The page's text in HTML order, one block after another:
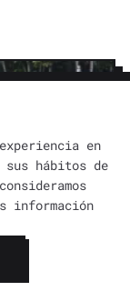
en
hábitos de
información